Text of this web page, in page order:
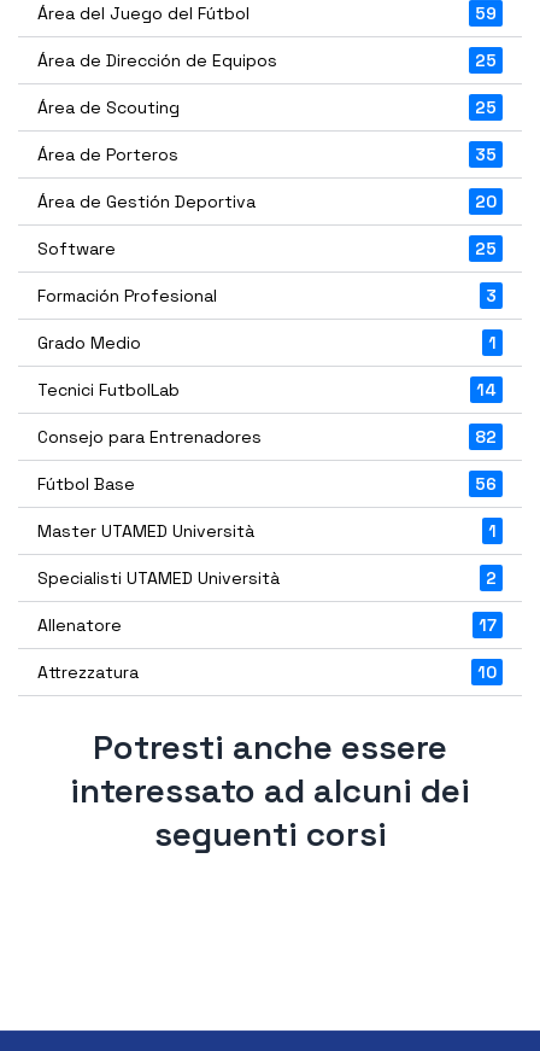
Área del Juego del Fútbol 59
Área de Dirección de Equipos 25
Área de Scouting 25
Área de Porteros 35
Área de Gestión Deportiva 20
Software 25
Formación Profesional 3
Grado Medio 1
Tecnici FutbolLab 14
Consejo para Entrenadores 82
Fútbol Base 56
Master UTAMED Università 1
Specialisti UTAMED Università 2
Allenatore 17
Attrezzatura 10
Potresti anche essere
interessato ad alcuni dei
seguenti corsi